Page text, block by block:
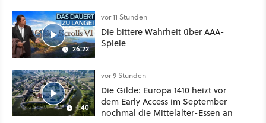
26:22
vor 11 Stunden
Die bittere Wahrheit über AAA-
Spiele
1:40
vor 9 Stunden
Die Gilde: Europa 1410 heizt vor
dem Early Access im September
nochmal die Mittelalter-Essen an